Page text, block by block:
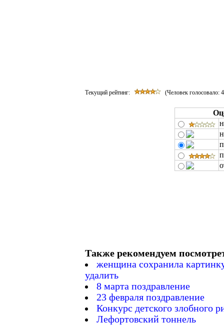
Текущий рейтинг: (Человек голосовало:
Также рекомендуем
женщина сохранила
удалить
8 марта поздравление
23 февраля поздравление
Конкурс детского злобного
Лефортовский тоннель